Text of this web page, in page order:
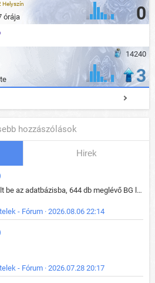
Helyszín
órája 0
14240
3
hozzászólások
Hirek
149 új BG lap került be az adatbázisba, 644 db meglévő BG lap módosult, bekerültek az új képek a megváltozott lapokhoz is.
- Fórum · 2026.08.06 22:14
- Fórum · 2026.07.28 20:17